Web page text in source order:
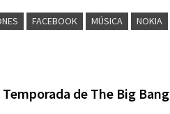
FACEBOOK MÚSICA NOKIA
de The Big Bang